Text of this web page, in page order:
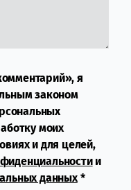
я
законом
моих
и для целей,
и
данных*